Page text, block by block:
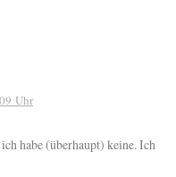
Uhr
habe (überhaupt) keine. Ich